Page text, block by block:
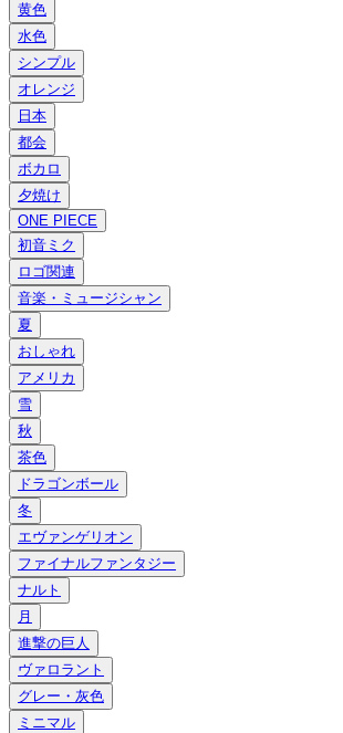
黄色
水色
シンプル
オレンジ
日本
都会
ボカロ
夕焼け
ONE PIECE
初音ミク
ロゴ関連
音楽・ミュージシャン
夏
おしゃれ
アメリカ
雪
秋
茶色
ドラゴンボール
冬
エヴァンゲリオン
ファイナルファンタジー
ナルト
月
進撃の巨人
ヴァロラント
グレー・灰色
ミニマル